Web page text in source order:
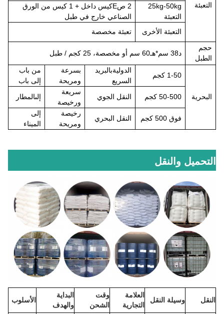
التعبئة
25kg-50kg
التعبئة
2 ص E
كيس داخل + 1 كيس من الورق
الصناعي خارج في طبل
التعبئة الأخرى
تعبئة مخصصة
حجم
الطبل
38 سم* هـ60 سم أو مخصصة، 25 كجم / طبل
البحرية
1-50 كجم
الدوليةبالبريد
السريع
بسرعة
ومريحة
من باب
إلى باب
50-500 كجم
النقل الجوي
سريعة
ورخيصة
إلىالمطار
فوق 500 كجم النقل البحري
رخيصة
ومريحة
إلى
الميناء
التحميل والنقل
النقل وسيلة النقل
العلامة
التجارية
وقت
الشحن
البداية
والهدف
الأسلوب